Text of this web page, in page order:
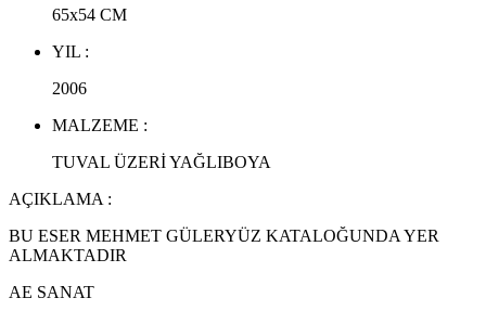
65x54 CM
YIL :
2006
MALZEME :
TUVAL ÜZERİ YAĞLIBOYA
AÇIKLAMA :
BU ESER MEHMET GÜLERYÜZ KATALOĞUNDA YER
ALMAKTADIR
AE SANAT